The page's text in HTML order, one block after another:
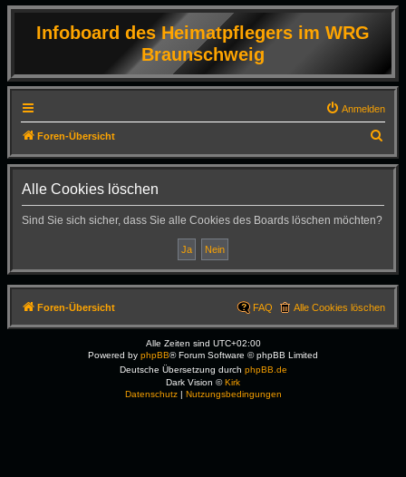
Infoboard des Heimatpflegers im WRG
Braunschweig
Anmelden
Foren-Übersicht
u
Alle Cookies löschen
Sind Sie sich sicher, dass Sie alle Cookies des Boards löschen möchten?
Foren-Übersicht Alle Cookies löschen
FAQ
Alle Zeiten sind UTC+02:00
Powered by phpBB® Forum Software © phpBB Limited
Deutsche Übersetzung durch phpBB.de
Dark Vision ©Kirk
Datenschutz| Nutzungsbedingungen